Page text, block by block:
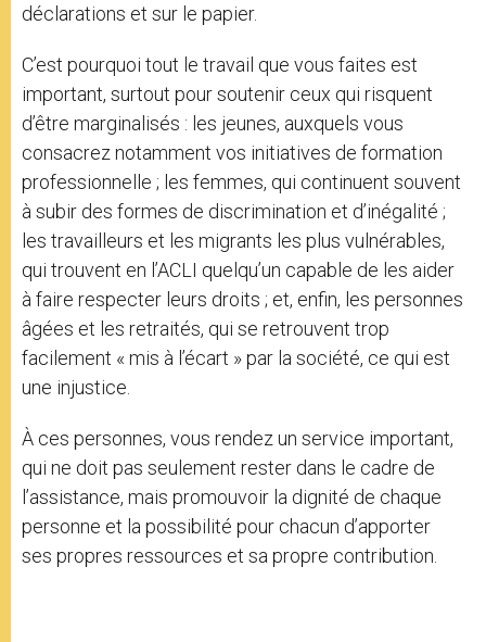
déclarations et sur le papier.
C’est pourquoi tout le travail que vous faites est
important, surtout pour soutenir ceux qui risquent
d’être marginalisés : les jeunes, auxquels vous
consacrez notamment vos initiatives de formation
professionnelle ; les femmes, qui continuent souvent
à subir des formes de discrimination et d’inégalité ;
les travailleurs et les migrants les plus vulnérables,
qui trouvent en l’ACLI quelqu’un capable de les aider
à faire respecter leurs droits ; et, enfin, les personnes
âgées et les retraités, qui se retrouvent trop
facilement « mis à l’écart » par la société, ce qui est
une injustice.
À ces personnes, vous rendez un service important,
qui ne doit pas seulement rester dans le cadre de
l’assistance, mais promouvoir la dignité de chaque
personne et la possibilité pour chacun d’apporter
ses propres ressources et sa propre contribution.